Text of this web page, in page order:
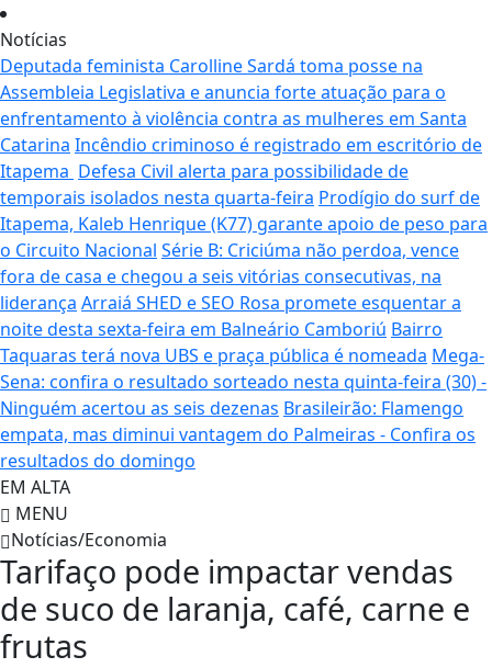
Notícias
Deputada feminista Carolline Sardá toma posse na
Assembleia Legislativa e anuncia forte atuação para o
enfrentamento à violência contra as mulheres em Santa
Catarina Incêndio criminoso é registrado em escritório de
Itapema Defesa Civil alerta para possibilidade de
temporais isolados nesta quarta-feira Prodígio do surf de
Itapema, Kaleb Henrique (K77) garante apoio de peso para
o Circuito Nacional Série B: Criciúma não perdoa, vence
fora de casa e chegou a seis vitórias consecutivas, na
liderança Arraiá SHED e SEO Rosa promete esquentar a
noite desta sexta-feira em Balneário Camboriú Bairro
Taquaras terá nova UBS e praça pública é nomeada Mega-
Sena: confira o resultado sorteado nesta quinta-feira (30) -
Ninguém acertou as seis dezenas Brasileirão: Flamengo
empata, mas diminui vantagem do Palmeiras - Confira os
resultados do domingo
EM ALTA
MENU
Notícias/Economia
Tarifaço pode impactar vendas
de suco de laranja, café, carne e
frutas